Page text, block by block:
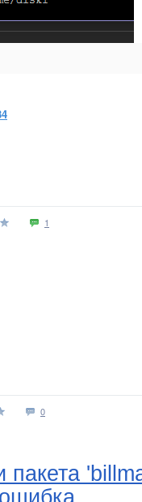
1
0
пакета